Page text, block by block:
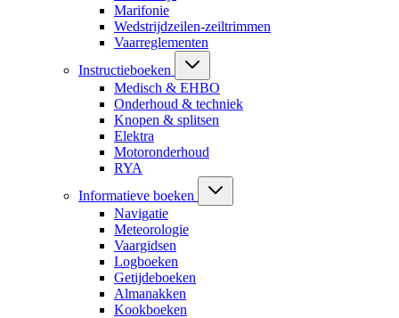
Marifonie
Wedstrijdzeilen-zeiltrimmen
Vaarreglementen
Instructieboeken
Medisch & EHBO
Onderhoud & techniek
Knopen & splitsen
Elektra
Motoronderhoud
RYA
Informatieve boeken
Navigatie
Meteorologie
Vaargidsen
Logboeken
Getijdeboeken
Almanakken
Kookboeken